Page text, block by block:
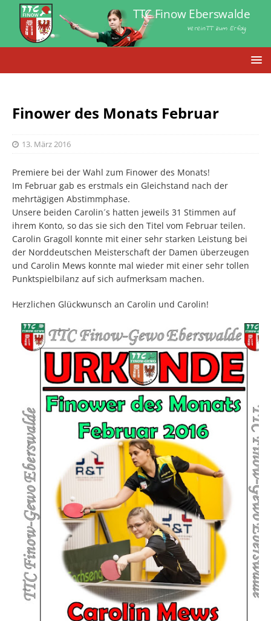
VereinTT zum Erfolg
TTC Finow Eberswalde
Finower des Monats Februar
13. März 2016
Premiere bei der Wahl zum Finower des Monats!
Im Februar gab es erstmals ein Gleichstand nach der
mehrtägigen Abstimmphase.
Unsere beiden Carolin´s hatten jeweils 31 Stimmen auf
ihrem Konto, so das sie sich den Titel vom Februar teilen.
Carolin Gragoll konnte mit einer sehr starken Leistung bei
der Norddeutschen Meisterschaft der Damen überzeugen
und Carolin Mews konnte mal wieder mit einer sehr tollen
Punktspielbilanz auf sich aufmerksam machen.
Herzlichen Glückwunsch an Carolin und Carolin!